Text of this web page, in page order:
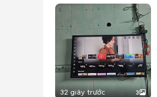
32 giây trước 3